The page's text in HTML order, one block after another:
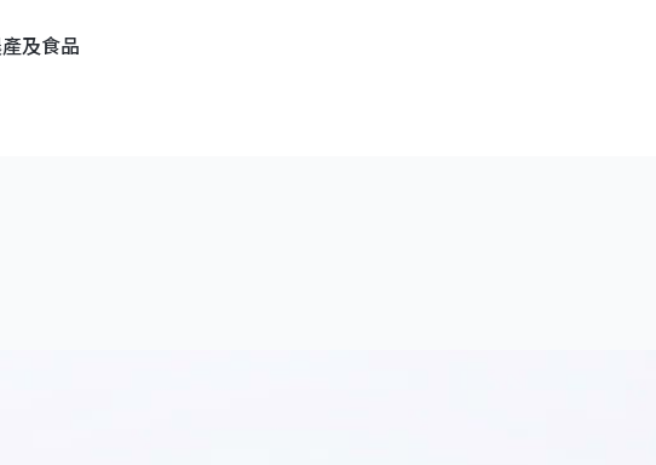
及食品